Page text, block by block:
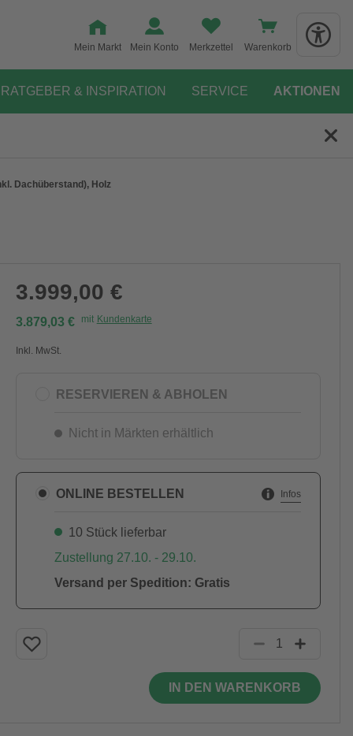
Mein Markt Mein Konto Merkzettel Warenkorb
RATGEBER & INSPIRATION SERVICE AKTIONEN
Dachüberstand), Holz
3.999,00 €
3.879,03 € mit Kundenkarte
Inkl. MwSt.
RESERVIEREN & ABHOLEN
Nicht in Märkten erhältlich
ONLINE BESTELLEN Infos
10 Stück lieferbar
Zustellung 27.10. - 29.10.
Versand per Spedition: Gratis
IN DEN WARENKORB